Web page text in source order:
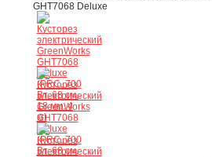
GHT7068 Deluxe